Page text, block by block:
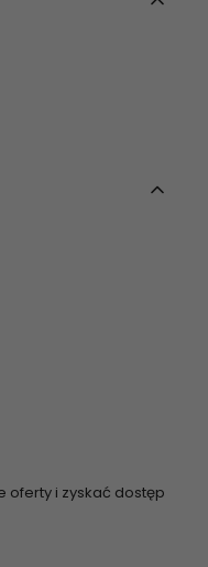
oferty i zyskać dostęp